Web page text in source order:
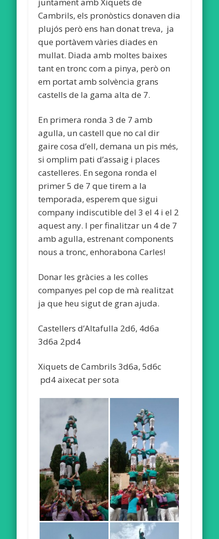
Cambrils, els pronòstics donaven dia
plujós però ens han donat treva, ja
que portàvem vàries diades en
mullat. Diada amb moltes baixes
tant en tronc com a pinya, però on
em portat amb solvència grans
castells de la gama alta de 7.
En primera ronda 3 de 7 amb
agulla, un castell que no cal dir
gaire cosa d’ell, demana un pis més,
si omplim pati d’assaig i places
castelleres. En segona ronda el
primer 5 de 7 que tirem a la
temporada, esperem que sigui
company indiscutible del 3 el 4 i el 2
aquest any. I per finalitzar un 4 de 7
amb agulla, estrenant components
nous a tronc, enhorabona Carles!
Donar les gràcies a les colles
companyes pel cop de mà realitzat
ja que heu sigut de gran ajuda.
Castellers d’Altafulla 2d6, 4d6a
3d6a 2pd4
Xiquets de Cambrils 3d6a, 5d6c
pd4 aixecat per sota